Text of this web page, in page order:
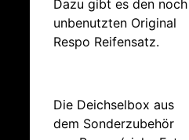
Dazu gibt es den noch
unbenutzten Original
Respo Reifensatz.
Die Deichselbox aus
dem Sonderzubehör